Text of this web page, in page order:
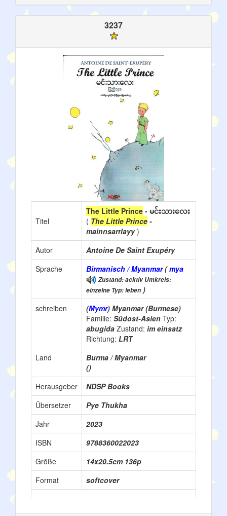
3237
Titel
The Little Prince - မင်းသားလေး
( The Little Prince -
mainnsarrlayy)
Autor
Antoine De Saint Exupéry
Sprache
Birmanisch / Myanmar(mya
Zustand: acktiv Umkreis:
einzelne Typ: leben )
schreiben
(Mymr) Myanmar (Burmese)
Familie: Südost-Asien Typ:
abugida Zustand: im einsatz
Richtung: LRT
Land
Burma / Myanmar
()
Herausgeber
NDSP Books
Übersetzer
Pye Thukha
Jahr
2023
ISBN
9788360022023
Größe
14x20.5cm 136p
Format
softcover